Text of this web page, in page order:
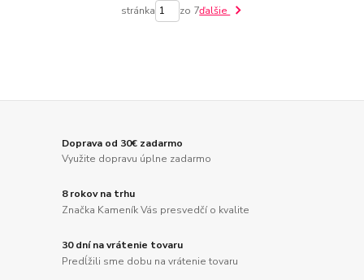
stránka zo 7ďalšie
Doprava od 30€ zadarmo
Využite dopravu úplne zadarmo
8 rokov na trhu
Značka Kameník Vás presvedčí o kvalite
30 dní na vrátenie tovaru
Predĺžili sme dobu na vrátenie tovaru